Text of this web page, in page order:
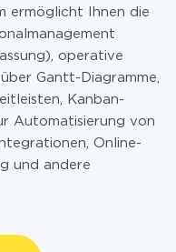
ermöglicht Ihnen die
operative
Gantt-Diagramme,
Kanban-
Automatisierung von
Online-
und andere